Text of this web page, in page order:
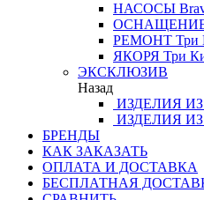
НАСОСЫ
РЕМОНТ Три
ЯКОРЯ Три
ЭКСКЛЮЗИВ
Назад
ИЗДЕЛИЯ
ИЗДЕЛИЯ
БРЕНДЫ
КАК ЗАКАЗАТЬ
ОПЛАТА И ДОСТАВКА
БЕСПЛАТНАЯ